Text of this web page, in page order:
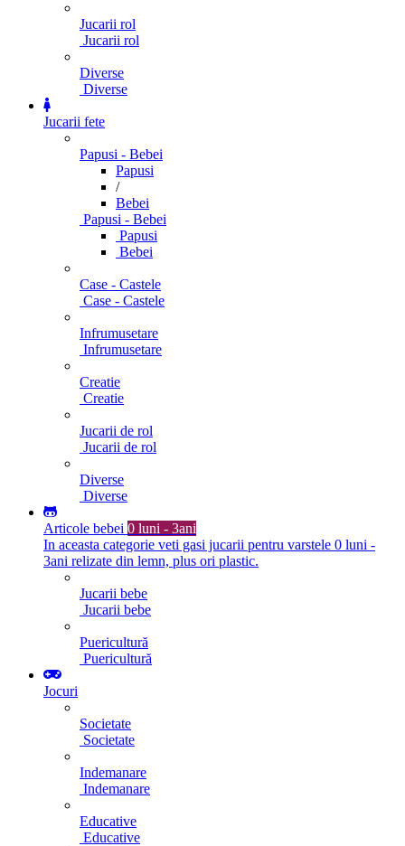
Jucarii rol
Jucarii rol
Diverse
Diverse
Jucarii fete
Papusi - Bebei
Papusi
/
Bebei
Papusi - Bebei
Papusi
Bebei
Case - Castele
Case - Castele
Infrumusetare
Infrumusetare
Creatie
Creatie
Jucarii de rol
Jucarii de rol
Diverse
Diverse
Articole bebei 0 luni - 3ani
In aceasta categorie veti gasi jucarii pentru varstele 0 luni -
3ani relizate din lemn, plus ori plastic.
Jucarii bebe
Jucarii bebe
Puericultură
Puericultură
Jocuri
Societate
Societate
Indemanare
Indemanare
Educative
Educative